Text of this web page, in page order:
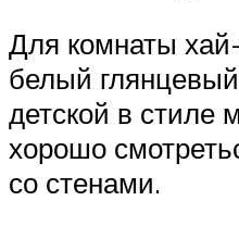
Для комнаты
белый
детской в стиле
хорошо
со стенами.